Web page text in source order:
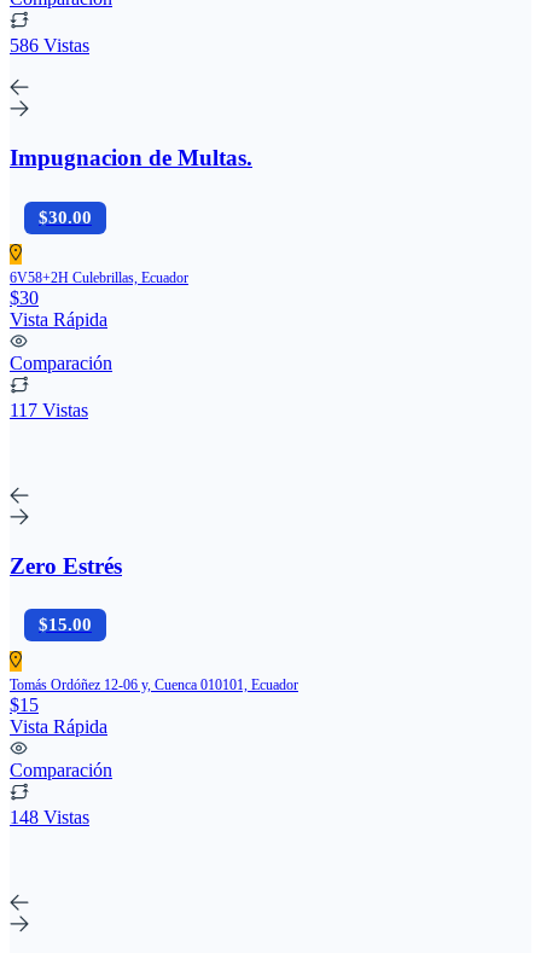
586 Vistas
Impugnacion de Multas.
$30.00
6V58+2H Culebrillas, Ecuador
$30
Vista Rápida
Comparación
117 Vistas
Zero Estrés
$15.00
Tomás Ordóñez 12-06 y, Cuenca 010101, Ecuador
$15
Vista Rápida
Comparación
148 Vistas